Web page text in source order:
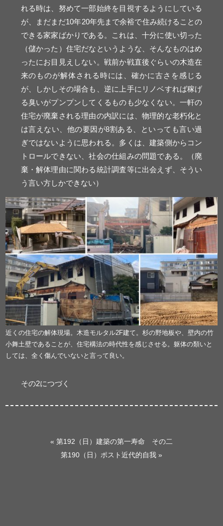
れる時は、努めて一部始終を目視するようにしている
が、まだまだ10年20年先まで余裕で住み続けることの
できる家家ばかりである。これは、十分に使い切った
（儲かった）住宅だなというような、そんなものはめ
ったにお目見えしない。戦前か戦直後ぐらいの木造在
来のものが解体される時には、確かに古さを感じる
が、しかしその場合も、逆に上手にリノベすれば稼げ
る臭いがプンプンしてくるものも少なくない。一軒の
住宅が廃棄される理由の内訳には、物理的な老朽化と
は言えない、他の要因が8割ある、といっても言い過
ぎではないように思われる。多くは、建築側からコン
トロールできない、社会の仕組みの問題である。（廃
棄・解体理由に関わる統計調査等に出会えず、そうい
う言い方しかできない）
近くの住宅の解体現場。木造モルタル2F建て。杉の野地板や、壁内の竹
小舞土壁であることが、住宅構法の時代性を感じさせる。躯体の類いと
しては、全く傷んでいないと言って良い。
その2につづく
« 第192（日）建築の第一寿命 その二
第190（日）ポスト近代的自我 »